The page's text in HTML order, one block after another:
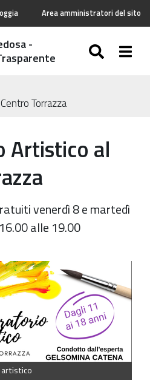
Area amministratori del sito
-
Torrazza
Artistico al
venerdì 8 e martedì
alle 19.00
events/